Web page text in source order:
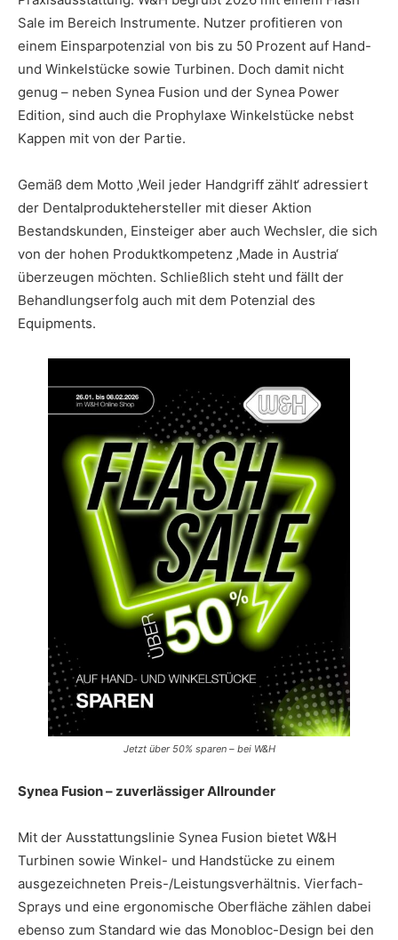
Sale im Bereich Instrumente. Nutzer profitieren von
einem Einsparpotenzial von bis zu 50 Prozent auf Hand-
und Winkelstücke sowie Turbinen. Doch damit nicht
genug – neben Synea Fusion und der Synea Power
Edition, sind auch die Prophylaxe Winkelstücke nebst
Kappen mit von der Partie.
Gemäß dem Motto ‚Weil jeder Handgriff zählt‘ adressiert
der Dentalproduktehersteller mit dieser Aktion
Bestandskunden, Einsteiger aber auch Wechsler, die sich
von der hohen Produktkompetenz ‚Made in Austria‘
überzeugen möchten. Schließlich steht und fällt der
Behandlungserfolg auch mit dem Potenzial des
Equipments.
Jetzt über 50% sparen – bei W&H
Synea Fusion – zuverlässiger Allrounder
Mit der Ausstattungslinie Synea Fusion bietet W&H
Turbinen sowie Winkel- und Handstücke zu einem
ausgezeichneten Preis-/Leistungsverhältnis. Vierfach-
Sprays und eine ergonomische Oberfläche zählen dabei
ebenso zum Standard wie das Monobloc-Design bei den